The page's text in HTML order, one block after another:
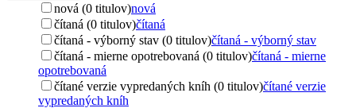
nová (0 titulov)nová
čítaná (0 titulov)čítaná
čítaná - výborný stav (0 titulov)čítaná - výborný stav
čítaná - mierne opotrebovaná (0 titulov)čítaná - mierne
opotrebovaná
čítané verzie vypredaných kníh (0 titulov)čítané verzie
vypredaných kníh